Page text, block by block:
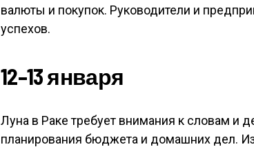
валюты и покупок. Руководители и
успехов.
12–13 января
Луна в Раке требует внимания к словам и
планирования бюджета и домашних дел.